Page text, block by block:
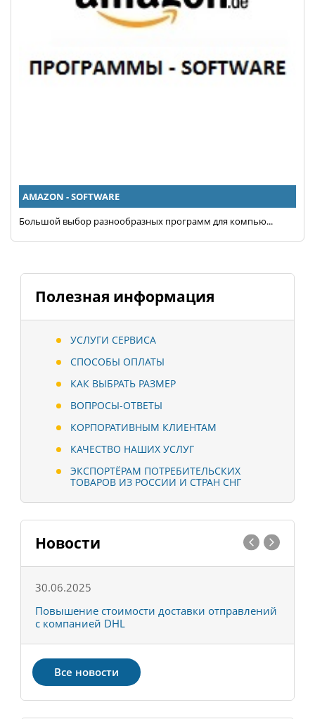
Полезная информация
УСЛУГИ СЕРВИСА
СПОСОБЫ ОПЛАТЫ
КАК ВЫБРАТЬ РАЗМЕР
ВОПРОСЫ-ОТВЕТЫ
КОРПОРАТИВНЫМ КЛИЕНТАМ
КАЧЕСТВО НАШИХ УСЛУГ
ЭКСПОРТЁРАМ ПОТРЕБИТЕЛЬСКИХ
ТОВАРОВ ИЗ РОССИИ И СТРАН СНГ
Новости
30.06.2025
Повышение стоимости доставки отправлений
с компанией DHL
Все новости
AMAZON - SOFTWARE
Большой выбор разнообразных программ для компью...